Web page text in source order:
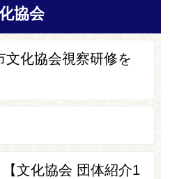
協会
文化協会視察研修を
文化協会 団体紹介1